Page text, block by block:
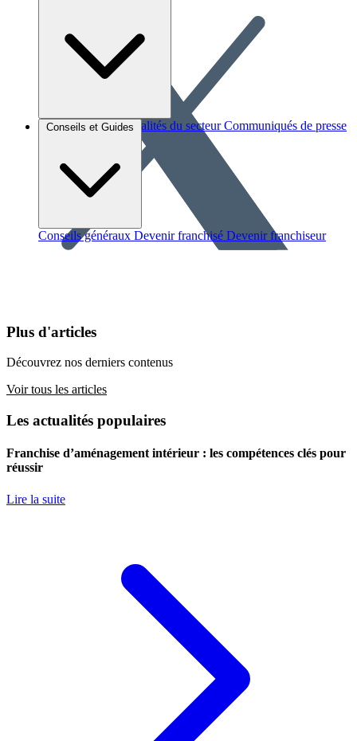
Brèves et actus Actualités du secteur Communiqués de presse
Conseils et Guides
Conseils généraux Devenir franchisé Devenir franchiseur
Plus d'articles
Découvrez nos derniers contenus
Voir tous les articles
Les actualités populaires
Franchise d’aménagement intérieur : les compétences clés pour
réussir
Lire la suite